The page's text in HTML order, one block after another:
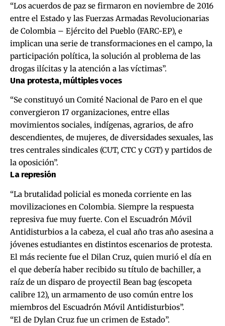
“Los acuerdos de paz se firmaron en noviembre de 2016
entre el Estado y las Fuerzas Armadas Revolucionarias
de Colombia – Ejército del Pueblo (FARC-EP), e
implican una serie de transformaciones en el campo, la
participación política, la solución al problema de las
drogas ilícitas y la atención a las víctimas”.
Una protesta, múltiples voces
“Se constituyó un Comité Nacional de Paro en el que
convergieron 17 organizaciones, entre ellas
movimientos sociales, indígenas, agrarios, de afro
descendientes, de mujeres, de diversidades sexuales, las
tres centrales sindicales (CUT, CTC y CGT) y partidos de
la oposición”.
La represión
“La brutalidad policial es moneda corriente en las
movilizaciones en Colombia. Siempre la respuesta
represiva fue muy fuerte. Con el Escuadrón Móvil
Antidisturbios a la cabeza, el cual año tras año asesina a
jóvenes estudiantes en distintos escenarios de protesta.
El más reciente fue el Dilan Cruz, quien murió el día en
el que debería haber recibido su título de bachiller, a
raíz de un disparo de proyectil Bean bag (escopeta
calibre 12), un armamento de uso común entre los
miembros del Escuadrón Móvil Antidisturbios”.
“El de Dylan Cruz fue un crimen de Estado”.